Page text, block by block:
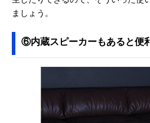
ましょう。
⑥内蔵スピーカーもあると便